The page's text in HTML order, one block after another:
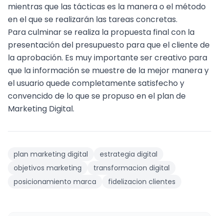
mientras que las tácticas es la manera o el método
en el que se realizarán las tareas concretas.
Para culminar se realiza la propuesta final con la
presentación del presupuesto para que el cliente de
la aprobación. Es muy importante ser creativo para
que la información se muestre de la mejor manera y
el usuario quede completamente satisfecho y
convencido de lo que se propuso en el plan de
Marketing Digital.
plan marketing digital
estrategia digital
objetivos marketing
transformacion digital
posicionamiento marca
fidelizacion clientes